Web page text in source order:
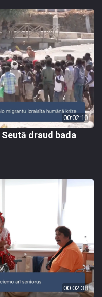
00:02:10
draud bada
00:02:38